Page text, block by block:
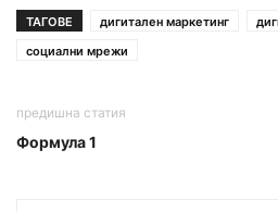
ТАГОВЕ дигитален маркетинг
социални мрежи
предишна статия
Формула 1